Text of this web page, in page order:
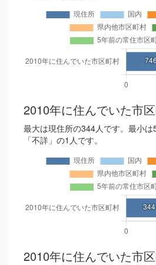
2010年に住んでいた市区
最大は現住所の344人です。最小
「不詳」の1人です。
2010年に住んでいた市区